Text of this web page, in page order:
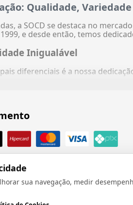
sua navegação, medir
Qualidade,
a SOCD se destaca no
e desde então, temos
Inigualável
diferenciais é a nossa